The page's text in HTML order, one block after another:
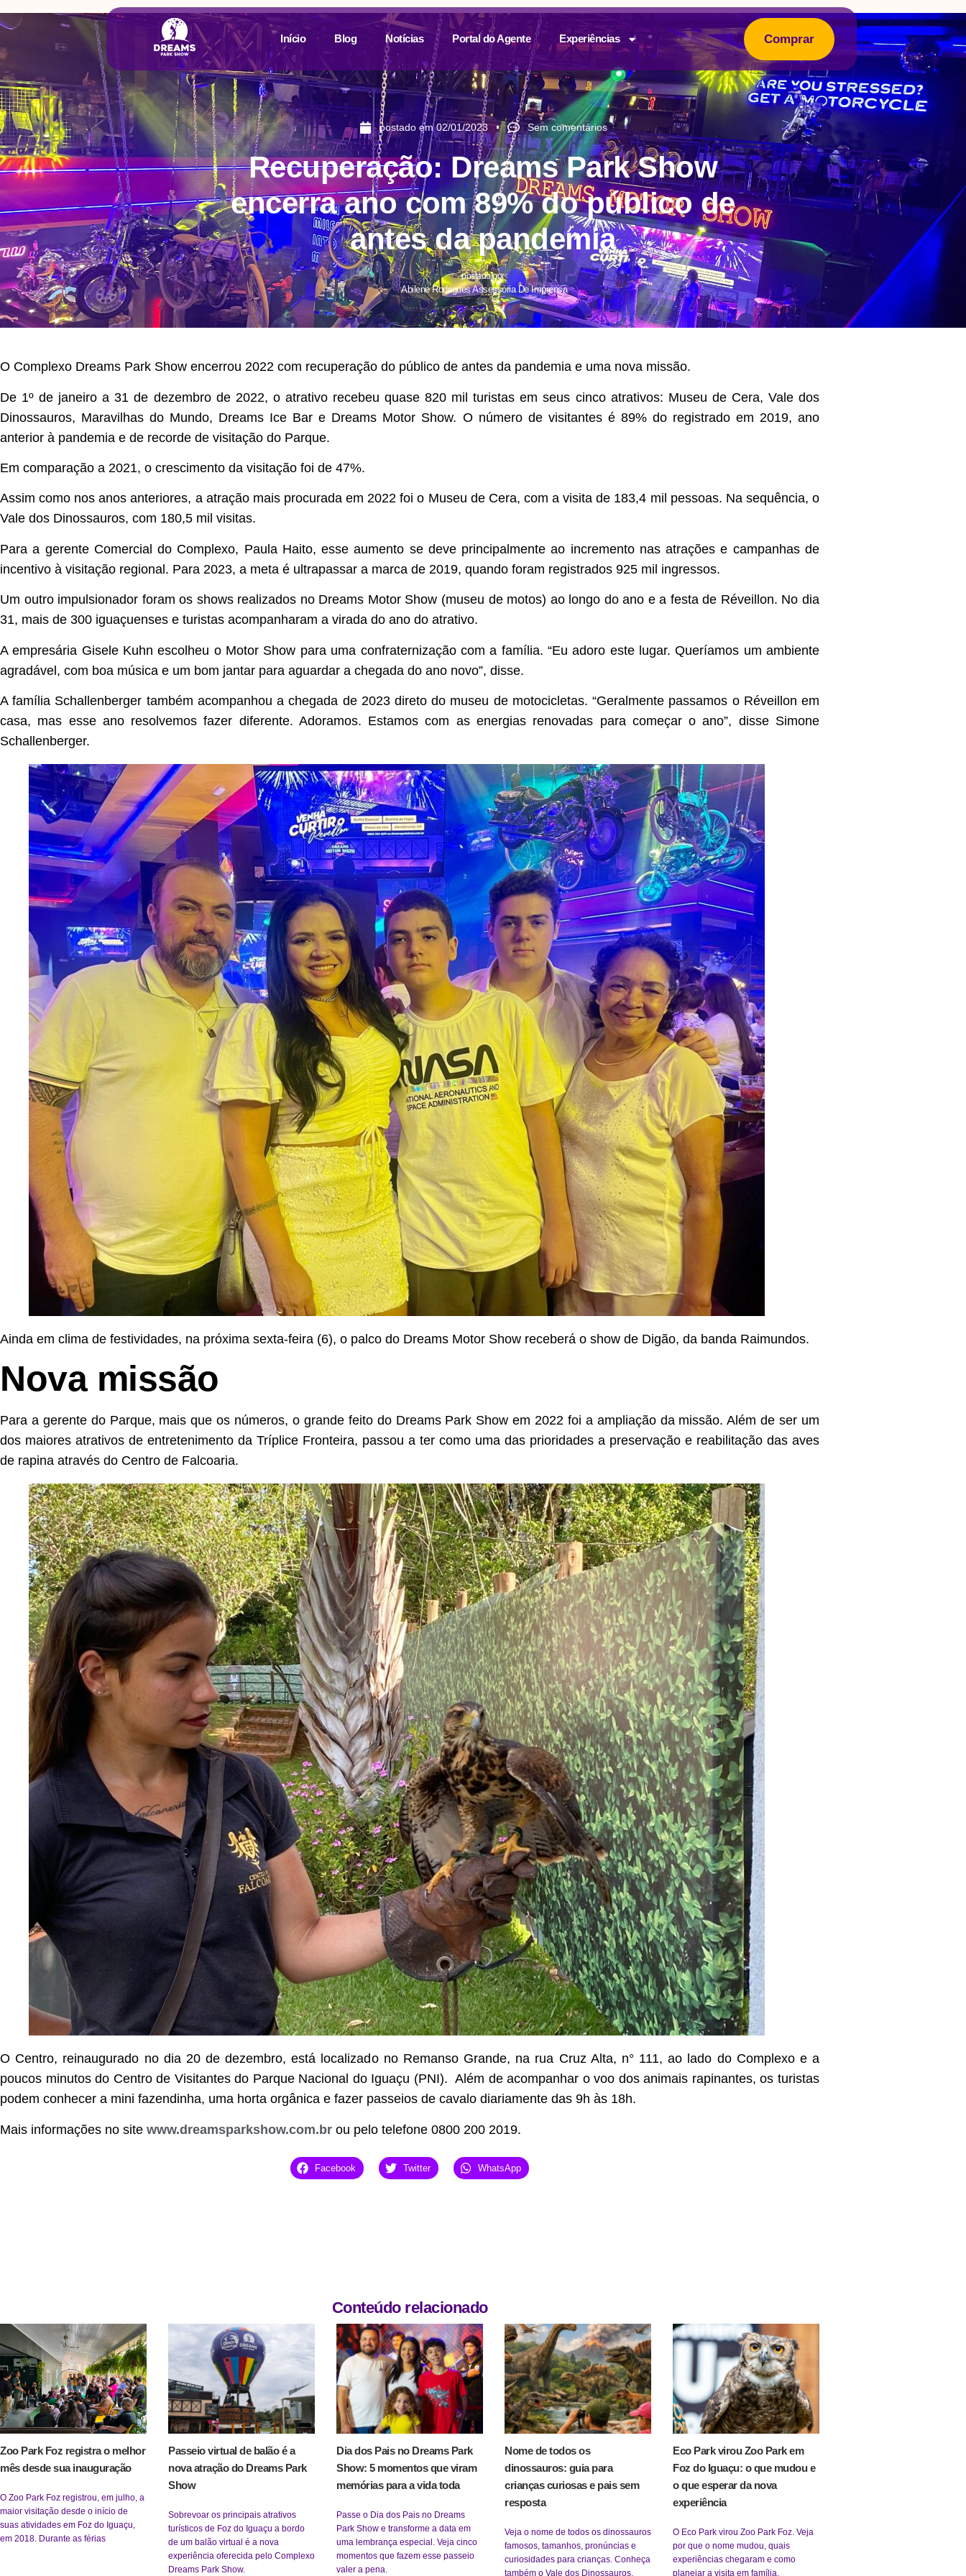
Início Blog Notícias Portal do Agente Experiências Comprar
postado em 02/01/2023 Sem comentários
Recuperação: Dreams Park Show
encerra ano com 89% do público de
antes da pandemia
postado por
Abilene Rodrigues Assessoria De Imprensa
O Complexo Dreams Park Show encerrou 2022 com recuperação do público de antes da pandemia e uma nova missão.
De 1º de janeiro a 31 de dezembro de 2022, o atrativo recebeu quase 820 mil turistas em seus cinco atrativos: Museu de Cera, Vale dos
Dinossauros, Maravilhas do Mundo, Dreams Ice Bar e Dreams Motor Show. O número de visitantes é 89% do registrado em 2019, ano
anterior à pandemia e de recorde de visitação do Parque.
Em comparação a 2021, o crescimento da visitação foi de 47%.
Assim como nos anos anteriores, a atração mais procurada em 2022 foi o Museu de Cera, com a visita de 183,4 mil pessoas. Na sequência, o
Vale dos Dinossauros, com 180,5 mil visitas.
Para a gerente Comercial do Complexo, Paula Haito, esse aumento se deve principalmente ao incremento nas atrações e campanhas de
incentivo à visitação regional. Para 2023, a meta é ultrapassar a marca de 2019, quando foram registrados 925 mil ingressos.
Um outro impulsionador foram os shows realizados no Dreams Motor Show (museu de motos) ao longo do ano e a festa de Réveillon. No dia
31, mais de 300 iguaçuenses e turistas acompanharam a virada do ano do atrativo.
A empresária Gisele Kuhn escolheu o Motor Show para uma confraternização com a família. “Eu adoro este lugar. Queríamos um ambiente
agradável, com boa música e um bom jantar para aguardar a chegada do ano novo”, disse.
A família Schallenberger também acompanhou a chegada de 2023 direto do museu de motocicletas. “Geralmente passamos o Réveillon em
casa, mas esse ano resolvemos fazer diferente. Adoramos. Estamos com as energias renovadas para começar o ano”, disse Simone
Schallenberger.
Ainda em clima de festividades, na próxima sexta-feira (6), o palco do Dreams Motor Show receberá o show de Digão, da banda Raimundos.
Nova missão
Para a gerente do Parque, mais que os números, o grande feito do Dreams Park Show em 2022 foi a ampliação da missão. Além de ser um
dos maiores atrativos de entretenimento da Tríplice Fronteira, passou a ter como uma das prioridades a preservação e reabilitação das aves
de rapina através do Centro de Falcoaria.
O Centro, reinaugurado no dia 20 de dezembro, está localizado no Remanso Grande, na rua Cruz Alta, n° 111, ao lado do Complexo e a
poucos minutos do Centro de Visitantes do Parque Nacional do Iguaçu (PNI). Além de acompanhar o voo dos animais rapinantes, os turistas
podem conhecer a mini fazendinha, uma horta orgânica e fazer passeios de cavalo diariamente das 9h às 18h.
Mais informações no site www.dreamsparkshow.com.br ou pelo telefone 0800 200 2019.
Facebook Twitter WhatsApp
Conteúdo relacionado
Zoo Park Foz registra o melhor
mês desde sua inauguração
O Zoo Park Foz registrou, em julho, a
maior visitação desde o início de
suas atividades em Foz do Iguaçu,
em 2018. Durante as férias
Passeio virtual de balão é a
nova atração do Dreams Park
Show
Sobrevoar os principais atrativos
turísticos de Foz do Iguaçu a bordo
de um balão virtual é a nova
experiência oferecida pelo Complexo
Dreams Park Show.
Dia dos Pais no Dreams Park
Show: 5 momentos que viram
memórias para a vida toda
Passe o Dia dos Pais no Dreams
Park Show e transforme a data em
uma lembrança especial. Veja cinco
momentos que fazem esse passeio
valer a pena.
Nome de todos os
dinossauros: guia para
crianças curiosas e pais sem
resposta
Veja o nome de todos os dinossauros
famosos, tamanhos, pronúncias e
curiosidades para crianças. Conheça
também o Vale dos Dinossauros.
Eco Park virou Zoo Park em
Foz do Iguaçu: o que mudou e
o que esperar da nova
experiência
O Eco Park virou Zoo Park Foz. Veja
por que o nome mudou, quais
experiências chegaram e como
planejar a visita em família.